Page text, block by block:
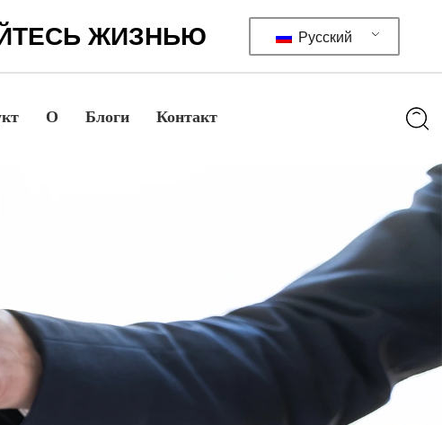
ЖИЗНЬЮ Русский
О Блоги Контакт